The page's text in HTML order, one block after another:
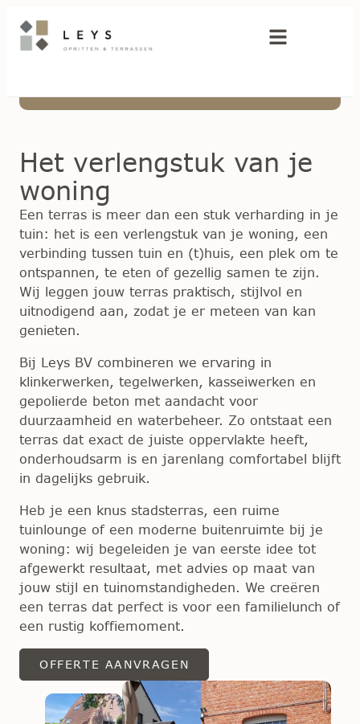
Het verlengstuk van je
woning
Een terras is meer dan een stuk verharding in je
tuin: het is een verlengstuk van je woning, een
verbinding tussen tuin en (t)huis, een plek om te
ontspannen, te eten of gezellig samen te zijn.
Wij leggen jouw terras praktisch, stijlvol en
uitnodigend aan, zodat je er meteen van kan
genieten.
Bij Leys BV combineren we ervaring in
klinkerwerken, tegelwerken, kasseiwerken en
gepolierde beton met aandacht voor
duurzaamheid en waterbeheer. Zo ontstaat een
terras dat exact de juiste oppervlakte heeft,
onderhoudsarm is en jarenlang comfortabel blijft
in dagelijks gebruik.
Heb je een knus stadsterras, een ruime
tuinlounge of een moderne buitenruimte bij je
woning: wij begeleiden je van eerste idee tot
afgewerkt resultaat, met advies op maat van
jouw stijl en tuinomstandigheden. We creëren
een terras dat perfect is voor een familielunch of
een rustig koffiemoment.
OFFERTE AANVRAGEN